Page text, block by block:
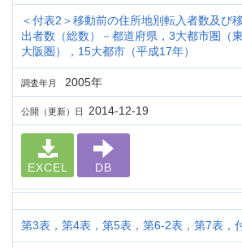
＜付表2＞移動前の住所地別転入者数及び
出者数（総数）－都道府県，3大都市圏（
大阪圏），15大都市（平成17年）
調査年月 2005年
公開（更新）日 2014-12-19
EXCEL DB
第3表，第4表，第5表，第6-2表，第7表，